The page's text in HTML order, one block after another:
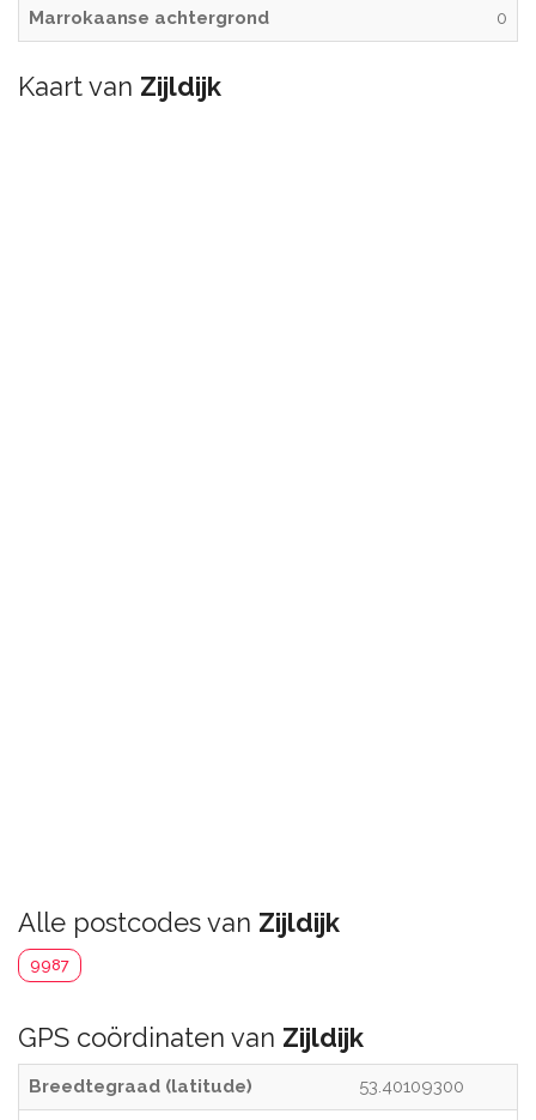
Marrokaanse achtergrond 0
Kaart van Zijldijk
Alle postcodes van Zijldijk
9987
GPS coördinaten van Zijldijk
Breedtegraad (latitude) 53.40109300